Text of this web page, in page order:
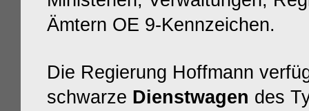
Ämtern OE 9-Kennzeichen.
Die Regierung Hoffmann
schwarze Dienstwagen des